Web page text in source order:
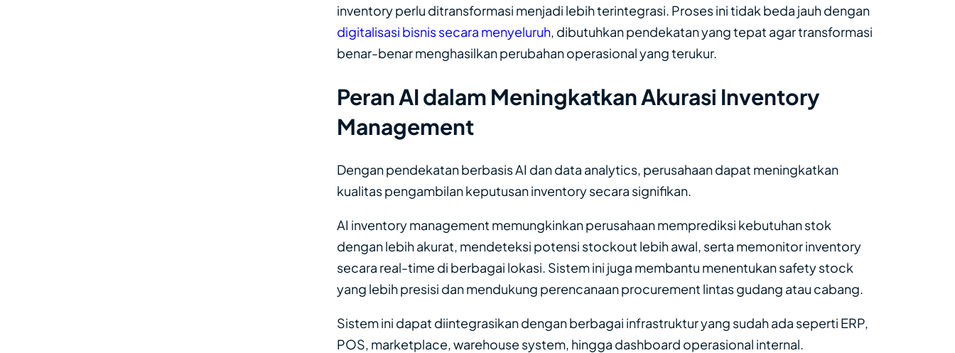
inventory perlu ditransformasi menjadi lebih terintegrasi. Proses ini tidak beda jauh dengan
digitalisasi bisnis secara menyeluruh, dibutuhkan pendekatan yang tepat agar transformasi
benar-benar menghasilkan perubahan operasional yang terukur.
Peran AI dalam Meningkatkan Akurasi Inventory
Management
Dengan pendekatan berbasis AI dan data analytics, perusahaan dapat meningkatkan
kualitas pengambilan keputusan inventory secara signifikan.
AI inventory management memungkinkan perusahaan memprediksi kebutuhan stok
dengan lebih akurat, mendeteksi potensi stockout lebih awal, serta memonitor inventory
secara real-time di berbagai lokasi. Sistem ini juga membantu menentukan safety stock
yang lebih presisi dan mendukung perencanaan procurement lintas gudang atau cabang.
Sistem ini dapat diintegrasikan dengan berbagai infrastruktur yang sudah ada seperti ERP,
POS, marketplace, warehouse system, hingga dashboard operasional internal.